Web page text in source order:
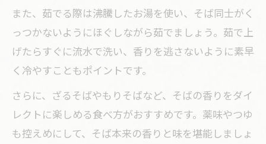
また、茹でる際は沸騰したお湯を使い、そば同士がく
っつかないようにほぐしながら茹でましょう。茹で上
げたらすぐに流水で洗い、香りを逃さないように素早
く冷やすこともポイントです。
さらに、ざるそばやもりそばなど、そばの香りをダイ
レクトに楽しめる食べ方がおすすめです。薬味やつゆ
も控えめにして、そば本来の香りと味を堪能しましょ